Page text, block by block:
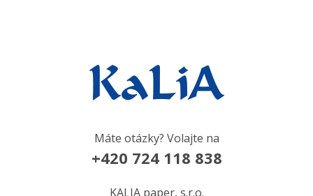
Máte otázky? Volajte na
+420 724 118 838
KALIA paper, s.r.o.